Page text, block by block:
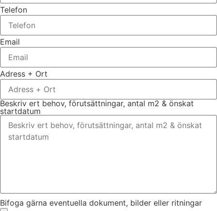
Telefon
Email
Adress + Ort
Beskriv ert behov, förutsättningar, antal m2 & önskat
startdatum
Bifoga gärna eventuella dokument, bilder eller ritningar